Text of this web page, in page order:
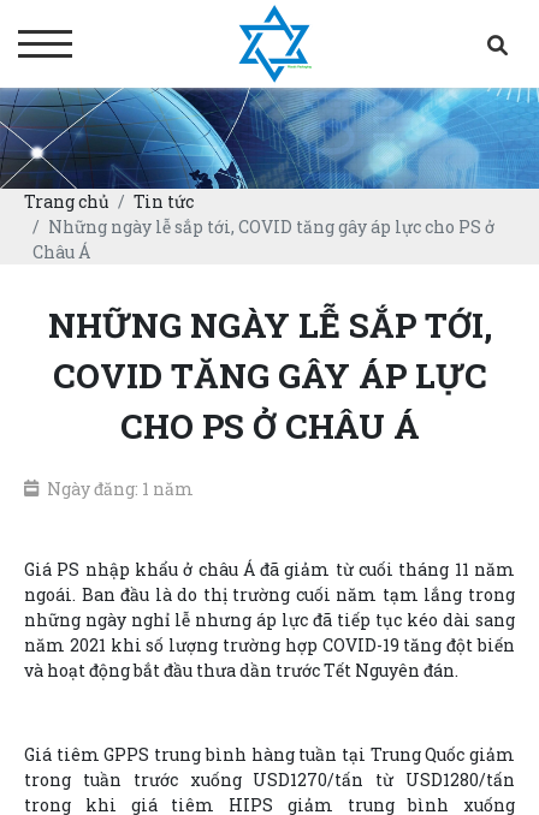
Trang chủ
Tin tức
Những ngày lễ sắp tới, COVID tăng gây áp lực cho PS ở
Châu Á
NHỮNG NGÀY LỄ SẮP TỚI,
COVID TĂNG GÂY ÁP LỰC
CHO PS Ở CHÂU Á
Ngày đăng: 1 năm
Giá PS nhập khẩu ở châu Á đã giảm từ cuối tháng 11 năm
ngoái. Ban đầu là do thị trường cuối năm tạm lắng trong
những ngày nghỉ lễ nhưng áp lực đã tiếp tục kéo dài sang
năm 2021 khi số lượng trường hợp COVID-19 tăng đột biến
và hoạt động bắt đầu thưa dần trước Tết Nguyên đán.
Giá tiêm GPPS trung bình hàng tuần tại Trung Quốc giảm
trong tuần trước xuống USD1270/tấn từ USD1280/tấn
trong khi giá tiêm HIPS giảm trung bình xuống